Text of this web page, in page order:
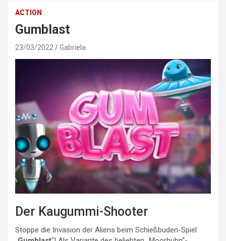
ACTION
Gumblast
23/03/2022 Gabriela
Der Kaugummi-Shooter
Stoppe die Invasion der Aliens beim Schießbuden-Spiel